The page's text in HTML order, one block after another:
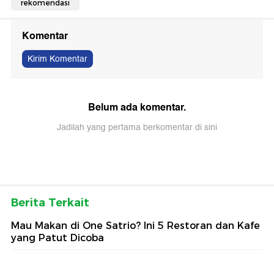
rekomendasi
Komentar
Kirim Komentar
Belum ada komentar.
Jadilah yang pertama berkomentar di sini
Berita Terkait
Mau Makan di One Satrio? Ini 5 Restoran dan Kafe
yang Patut Dicoba